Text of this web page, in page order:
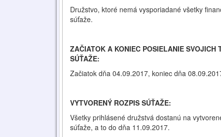
Družstvo, ktoré nemá vysporiadané všetky
súťaže.
ZAČIATOK A KONIEC POSIELANIE SVOJICH
SÚŤAŽE:
Začiatok dňa 04.09.2017, koniec dňa
VYTVORENÝ ROZPIS SÚŤAŽE:
Všetky prihlásené družstvá dostanú na
súťaže, a to do dňa 11.09.2017.